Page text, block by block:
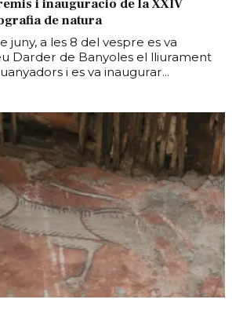
i inauguració de la XXIV
de natura
juny, a les 8 del vespre es va
Darder de Banyoles el lliurament
i es va inaugurar...